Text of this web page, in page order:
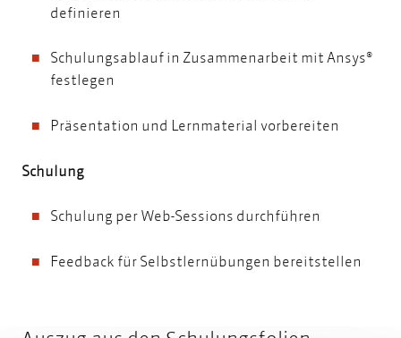
definieren
Schulungsablauf in Zusammenarbeit mit Ansys®
festlegen
Präsentation und Lernmaterial vorbereiten
Schulung
Schulung per Web-Sessions durchführen
Feedback für Selbstlernübungen bereitstellen